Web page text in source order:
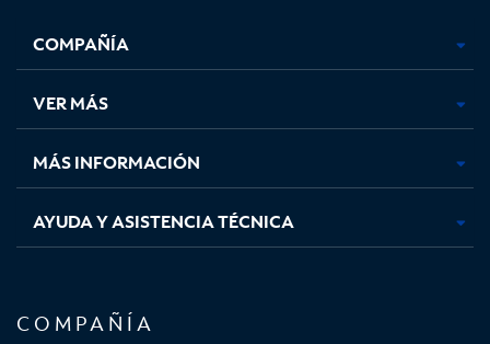
abre
en
pestaña
nueva
abre
en
pestaña
nueva
abre
en
pestaña
nueva
en
nueva
COMPAÑÍA
VER MÁS
MÁS INFORMACIÓN
AYUDA Y ASISTENCIA TÉCNICA
COMPAÑÍA